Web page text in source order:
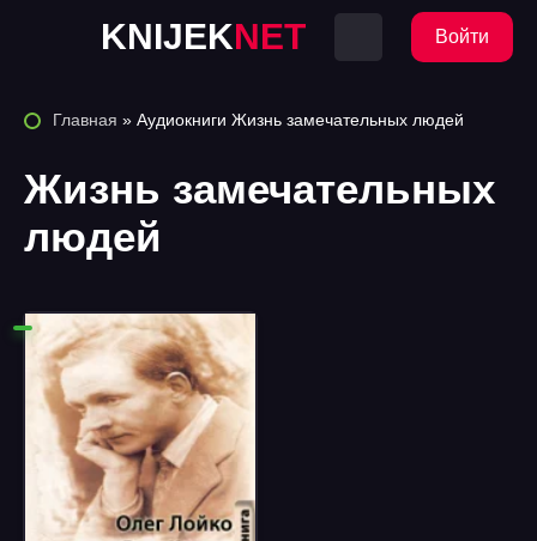
KNIJEKNET Войти
Главная » Аудиокниги Жизнь замечательных людей
Жизнь замечательных
людей